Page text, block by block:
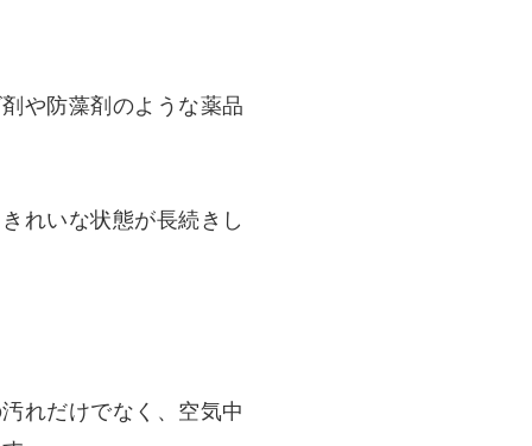
や防藻剤のような薬品
れいな状態が長続きし
れだけでなく、空気中